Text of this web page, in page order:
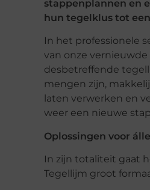
stappenplannen en
hun tegelklus tot
In het professionele
van onze
desbetreffende
mengen zijn,
laten verwerken en
weer een nieuwe
Oplossingen voor
In zijn totaliteit gaat
Tegellijm groot